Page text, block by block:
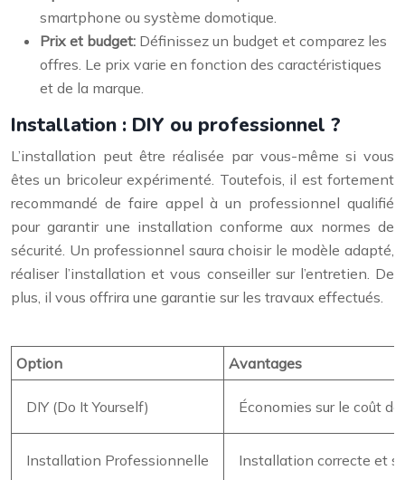
smartphone ou système domotique.
Prix et budget: Définissez un budget et comparez les
offres. Le prix varie en fonction des caractéristiques
et de la marque.
Installation : DIY ou professionnel ?
L’installation peut être réalisée par vous-même si vous
êtes un bricoleur expérimenté. Toutefois, il est fortement
recommandé de faire appel à un professionnel qualifié
pour garantir une installation conforme aux normes de
sécurité. Un professionnel saura choisir le modèle adapté,
réaliser l’installation et vous conseiller sur l’entretien. De
plus, il vous offrira une garantie sur les travaux effectués.
Option Avantages
DIY (Do It Yourself) Économies sur le coût
Installation Professionnelle Installation correcte et